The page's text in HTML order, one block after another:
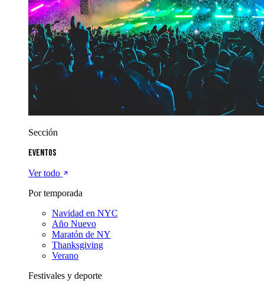
Sección
Eventos
Ver todo
Por temporada
Navidad en NYC
Año Nuevo
Maratón de NY
Thanksgiving
Verano
Festivales y deporte